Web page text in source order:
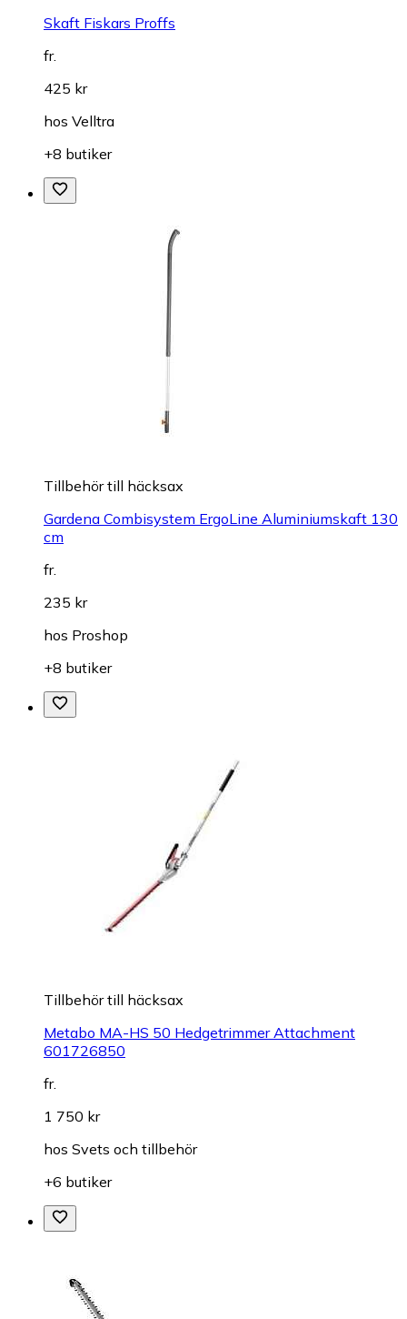
Skaft Fiskars Proffs
fr.
425 kr
hos Velltra
+8 butiker
Tillbehör till häcksax
Gardena Combisystem ErgoLine Aluminiumskaft 130
cm
fr.
235 kr
hos Proshop
+8 butiker
Tillbehör till häcksax
Metabo MA-HS 50 Hedgetrimmer Attachment
601726850
fr.
1 750 kr
hos Svets och tillbehör
+6 butiker